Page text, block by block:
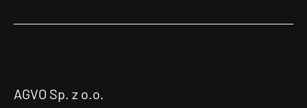
AGVO Sp. z o.o.